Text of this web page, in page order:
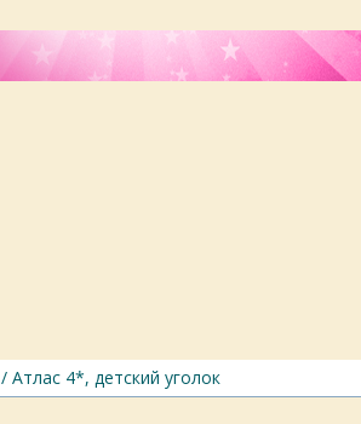
/ Атлас 4*, детский уголок